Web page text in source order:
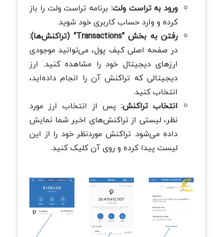
ورود به تراست ولت: برنامه تراست ولت را باز
کرده و وارد حساب کاربری خود شوید.
رفتن به بخش "Transactions" (تراکنش‌ها):
در صفحه اصلی کیف پول، می‌توانید موجودی
ارزهای دیجیتال خود را مشاهده کنید. ارز
دیجیتالی که تراکنش آن را انجام داده‌اید،
انتخاب کنید.
انتخاب تراکنش: پس از انتخاب ارز مورد
نظر، لیستی از تراکنش‌های اخیر شما نمایش
داده می‌شود. تراکنش موردنظر خود را از این
لیست پیدا کرده و روی آن کلیک کنید.